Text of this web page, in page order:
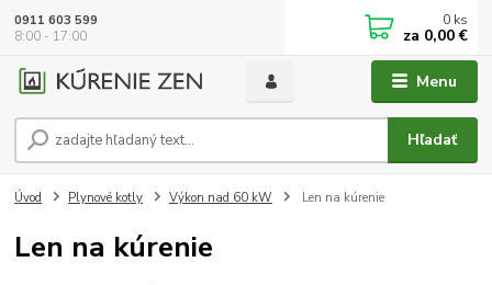
Menu
Hľadať
0911 603 599
8:00 - 17:00
0 ks
za 0,00 €
Úvod Plynové kotly Výkon nad 60 kW Len na kúrenie
Len na kúrenie